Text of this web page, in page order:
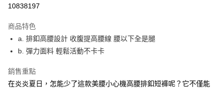
ATM付款
貨到付款
運送方式
10838197
商品特色
a. 排釦高腰設計 收腹提高腰線 腰以下全是腿
b. 彈力面料 輕鬆活動不卡卡
銷售重點
在炎炎夏日，怎能少了這款美腰小心機高腰排釦短褲呢？它不僅能